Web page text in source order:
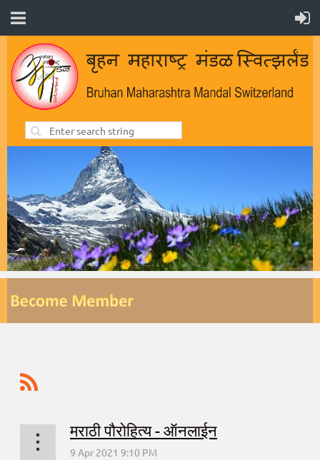
मराठी पौरोहित्य - ऑनलाईन